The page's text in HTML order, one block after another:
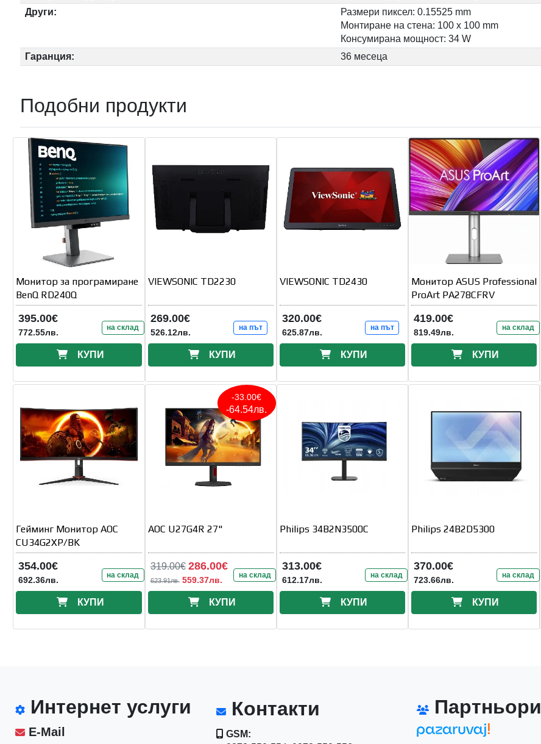
Други:
Размери пиксел: 0.15525 mm
Монтиране на стена: 100 x 100 mm
Консумирана мощност: 34 W
Гаранция:
36 месеца
Подобни продукти
Монитор за програмиране
BenQ RD240Q
395.00€
772.55лв. на склад
КУПИ
VIEWSONIC TD2230
269.00€
526.12лв. на път
КУПИ
VIEWSONIC TD2430
320.00€
625.87лв. на път
КУПИ
Монитор ASUS Professional
ProArt PA278CFRV
419.00€
819.49лв. на склад
КУПИ
Гейминг Монитор AOC
CU34G2XP/BK
354.00€
692.36лв. на склад
КУПИ
-33.00€
-64.54лв.
AOC U27G4R 27"
319.00€ 286.00€
623.91лв. 559.37лв. на склад
КУПИ
Philips 34B2N3500C
313.00€
612.17лв. на склад
КУПИ
Philips 24B2D5300
370.00€
723.66лв. на склад
КУПИ
Интернет услуги
E-Mail
Контакти
GSM:
Партньори